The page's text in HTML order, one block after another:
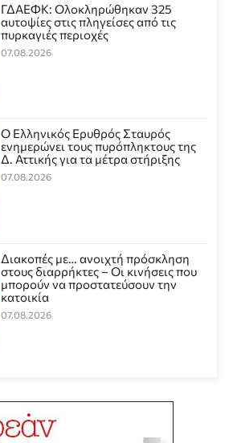
ΓΔΑΕΦΚ: Ολοκληρώθηκαν 325
αυτοψίες στις πληγείσες από τις
πυρκαγιές περιοχές
07.08.2026
Ο Ελληνικός Ερυθρός Σταυρός
ενημερώνει τους πυρόπληκτους της
Δ. Αττικής για τα μέτρα στήριξης
07.08.2026
Διακοπές με… ανοιχτή πρόσκληση
στους διαρρήκτες – Οι κινήσεις που
μπορούν να προστατεύσουν την
κατοικία
07.08.2026